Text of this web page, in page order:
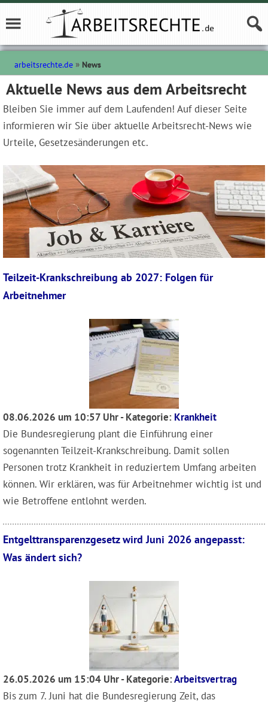
arbeitsrechte.de News
Aktuelle News aus dem Arbeitsrecht
Bleiben Sie immer auf dem Laufenden! Auf dieser Seite
informieren wir Sie über aktuelle Arbeitsrecht-News wie
Urteile, Gesetzesänderungen etc.
Teilzeit-Krankschreibung ab 2027: Folgen für
Arbeitnehmer
08.06.2026 um 10:57 Uhr - Kategorie: Krankheit
Die Bundesregierung plant die Einführung einer
sogenannten Teilzeit-Krankschreibung. Damit sollen
Personen trotz Krankheit in reduziertem Umfang arbeiten
können. Wir erklären, was für Arbeitnehmer wichtig ist und
wie Betroffene entlohnt werden.
Entgelttransparenzgesetz wird Juni 2026 angepasst:
Was ändert sich?
26.05.2026 um 15:04 Uhr - Kategorie:Arbeitsvertrag
Bis zum 7. Juni hat die Bundesregierung Zeit, das